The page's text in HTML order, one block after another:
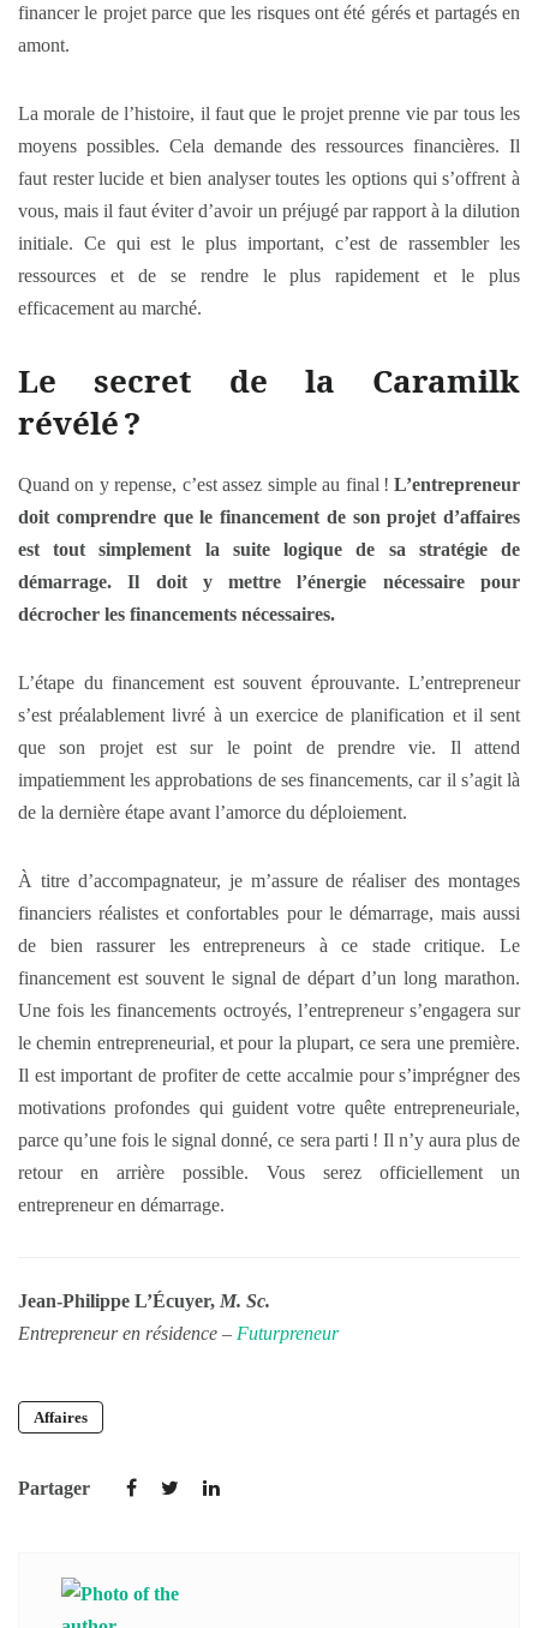
financer le projet parce que les risques ont été gérés et partagés en
amont.
La morale de l’histoire, il faut que le projet prenne vie par tous les
moyens possibles. Cela demande des ressources financières. Il
faut rester lucide et bien analyser toutes les options qui s’offrent à
vous, mais il faut éviter d’avoir un préjugé par rapport à la dilution
initiale. Ce qui est le plus important, c’est de rassembler les
ressources et de se rendre le plus rapidement et le plus
efficacement au marché.
Le secret de la Caramilk
révélé?
Quand on y repense, c’est assez simple au final ! L’entrepreneur
doit comprendre que le financement de son projet d’affaires
est tout simplement la suite logique de sa stratégie de
démarrage. Il doit y mettre l’énergie nécessaire pour
décrocher les financements nécessaires.
L’étape du financement est souvent éprouvante. L’entrepreneur
s’est préalablement livré à un exercice de planification et il sent
que son projet est sur le point de prendre vie. Il attend
impatiemment les approbations de ses financements, car il s’agit là
de la dernière étape avant l’amorce du déploiement.
À titre d’accompagnateur, je m’assure de réaliser des montages
financiers réalistes et confortables pour le démarrage, mais aussi
de bien rassurer les entrepreneurs à ce stade critique. Le
financement est souvent le signal de départ d’un long marathon.
Une fois les financements octroyés, l’entrepreneur s’engagera sur
le chemin entrepreneurial, et pour la plupart, ce sera une première.
Il est important de profiter de cette accalmie pour s’imprégner des
motivations profondes qui guident votre quête entrepreneuriale,
parce qu’une fois le signal donné, ce sera parti ! Il n’y aura plus de
retour en arrière possible. Vous serez officiellement un
entrepreneur en démarrage.
Jean-Philippe L’Écuyer, M. Sc.
Entrepreneur en résidence – Futurpreneur
Affaires
Partager